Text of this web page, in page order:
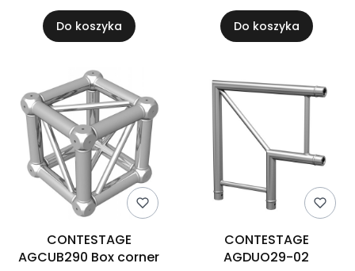
Do koszyka Do koszyka
CONTESTAGE
AGCUB290 Box corner
CONTESTAGE
AGDUO29-02